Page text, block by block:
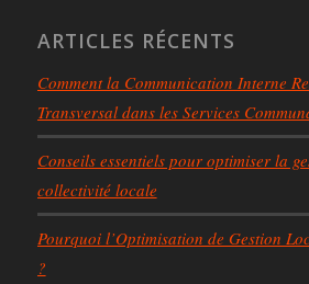
ARTICLES RÉCENTS
Comment la Communication Interne
Transversal dans les Services
Conseils essentiels pour optimiser la
collectivité locale
Pourquoi l’Optimisation de Gestion
?